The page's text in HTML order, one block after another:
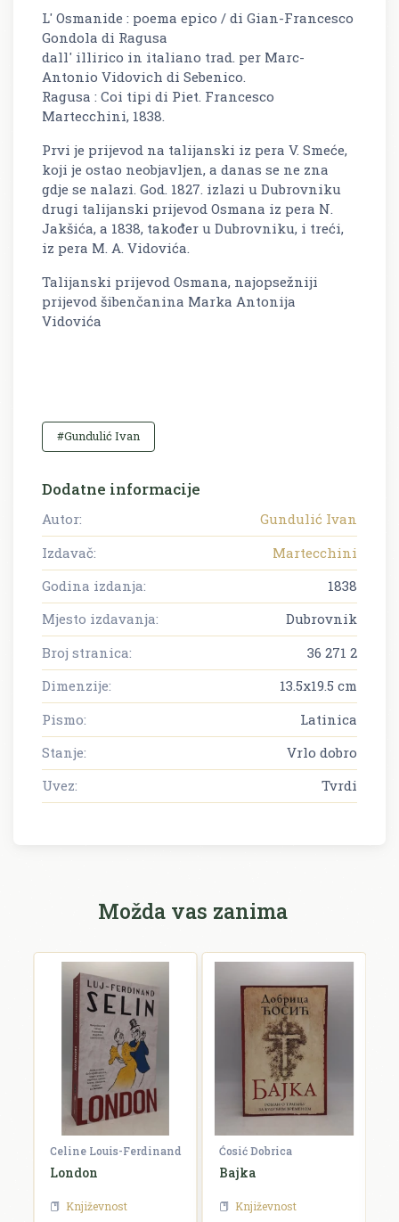
L' Osmanide : poema epico / di Gian-Francesco
Gondola di Ragusa
dall' illirico in italiano trad. per Marc-
Antonio Vidovich di Sebenico.
Ragusa : Coi tipi di Piet. Francesco
Martecchini, 1838.
Prvi je prijevod na talijanski iz pera V. Smeće,
koji je ostao neobjavljen, a danas se ne zna
gdje se nalazi. God. 1827. izlazi u Dubrovniku
drugi talijanski prijevod Osmana iz pera N.
Jakšića, a 1838, također u Dubrovniku, i treći,
iz pera M. A. Vidovića.
Talijanski prijevod Osmana, najopsežniji
prijevod šibenčanina Marka Antonija
Vidovića
#Gundulić Ivan
Dodatne informacije
Autor:
Gundulić Ivan
Izdavač:
Martecchini
Godina izdanja:
1838
Mjesto izdavanja:
Dubrovnik
Broj stranica:
36 271 2
Dimenzije:
13.5x19.5 cm
Pismo:
Latinica
Stanje:
Vrlo dobro
Uvez:
Tvrdi
Možda vas zanima
Celine Louis-Ferdinand
London
Književnost
Ćosić Dobrica
Bajka
Književnost